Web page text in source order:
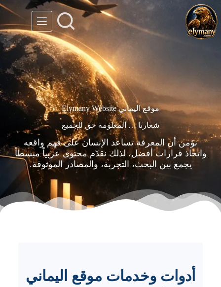
موقع اليماني Elymany Website
شعارنا … المعلومة حق للجميع
نؤمن أن المعرفة تساعد الإنسان على فهم واقعه
واتخاذ قرارات أفضل، لذلك نقدّم محتوى عربياً مبسطاً
يجمع بين البحث، التجربة، والمصادر الموثوقة.
أدوات وخدمات موقع اليماني